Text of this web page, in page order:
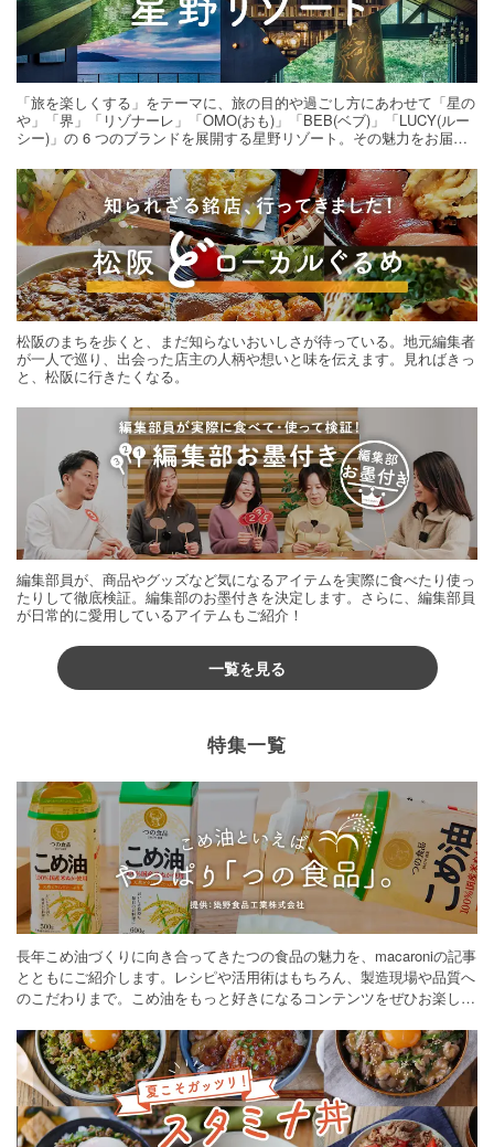
「旅を楽しくする」をテーマに、旅の目的や過ごし方にあわせて「星の
や」「界」「リゾナーレ」「OMO(おも)」「BEB(ベブ)」「LUCY(ルー
シー)」の 6 つのブランドを展開する星野リゾート。その魅力をお届け
松阪のまちを歩くと、まだ知らないおいしさが待っている。地元編集者
が一人で巡り、出会った店主の人柄や想いと味を伝えます。見ればきっ
と、松阪に行きたくなる。
編集部員が、商品やグッズなど気になるアイテムを実際に食べたり使っ
たりして徹底検証。編集部のお墨付きを決定します。さらに、編集部員
が日常的に愛用しているアイテムもご紹介！
一覧を見る
特集一覧
長年こめ油づくりに向き合ってきたつの食品の魅力を、macaroniの記事
とともにご紹介します。レシピや活用術はもちろん、製造現場や品質へ
のこだわりまで。こめ油をもっと好きになるコンテンツをぜひお楽しみ